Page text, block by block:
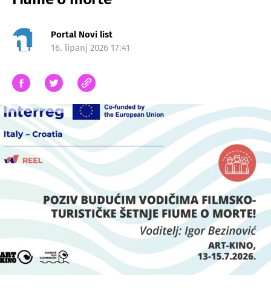
Portal Novi list
16. lipanj 2026 17:41